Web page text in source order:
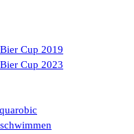
Cup 2019
Cup 2023